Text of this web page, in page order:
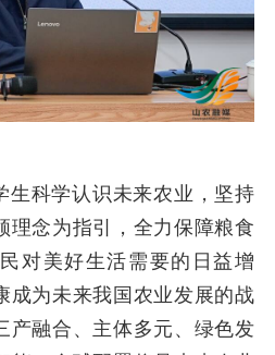
生科学认识未来农业，坚持
理念为指引，全力保障粮食
对美好生活需要的日益增
成为未来我国农业发展的战
产融合、主体多元、绿色发